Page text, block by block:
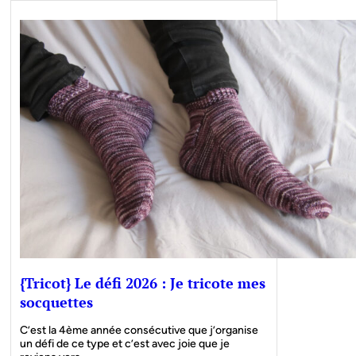
{Tricot} Le défi 2026 : Je tricote mes
socquettes
C’est la 4ème année consécutive que j’organise
un défi de ce type et c’est avec joie que je